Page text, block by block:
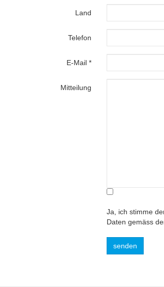
Land
Telefon
E-Mail *
Mitteilung
Ja, ich stimme
Daten gemäss